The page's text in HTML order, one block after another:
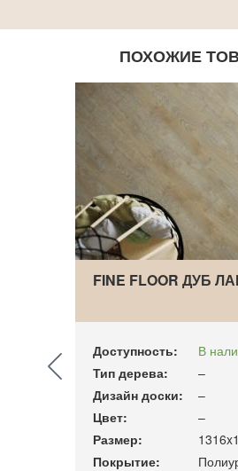
ПОХОЖИЕ
FINE FLOOR ДУБ
Доступность:
В
Тип дерева:
–
Дизайн доски:
–
Цвет:
–
Размер:
Покрытие: